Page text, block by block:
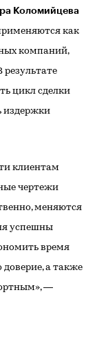
Коломийцева
как
компаний,
результате
цикл сделки
издержки
клиентам
чертежи
меняются
успешны
время
доверие, а также
—